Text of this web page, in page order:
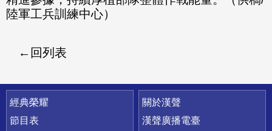
陸軍工兵訓練中心）
回列表
快速連結
經典榮耀
節目表
關於漢聲
漢聲廣播電臺